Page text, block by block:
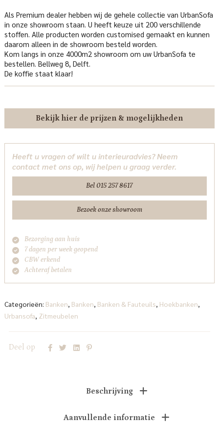
Als Premium dealer hebben wij de gehele collectie van UrbanSofa
in onze showroom staan. U heeft keuze uit 200 verschillende
stoffen. Alle producten worden customised gemaakt en kunnen
daarom alleen in de showroom besteld worden.
Kom langs in onze 4000m2 showroom om uw UrbanSofa te
bestellen. Bellweg 8, Delft.
De koffie staat klaar!
Bekijk hier de prijzen & mogelijkheden
Heeft u vragen of wilt u interieuradvies? Neem
contact met ons op, wij helpen u graag verder.
Bel 015 257 8617
Bezoek onze showroom
Bezorging aan huis
7 dagen per week geopend
CBW erkend
Achteraf betalen
Categorieën: Banken Banken Banken & Fauteuils Hoekbanken
Urbansofa Zitmeubelen
Deel op
Beschrijving
Aanvullende informatie